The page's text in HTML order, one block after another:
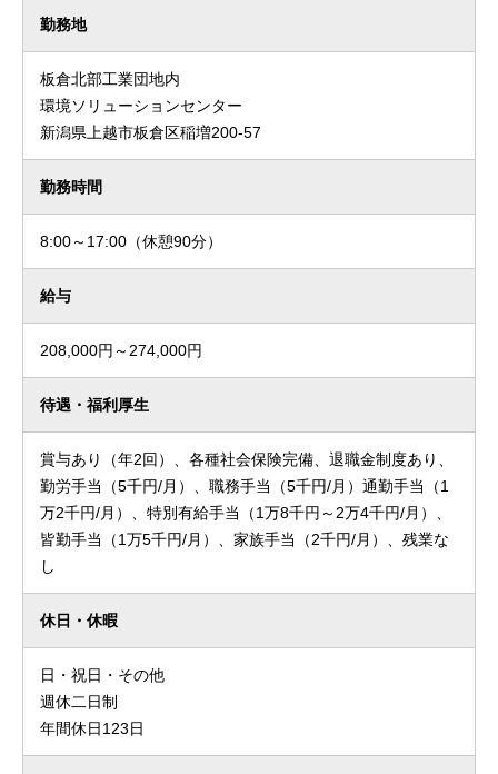
勤務地
板倉北部工業団地内
環境ソリューションセンター
新潟県上越市板倉区稲増200-57
勤務時間
8:00～17:00（休憩90分）
給与
208,000円～274,000円
待遇・福利厚生
賞与あり（年2回）、各種社会保険完備、退職金制度あり、
勤労手当（5千円/月）、職務手当（5千円/月）通勤手当（1
万2千円/月）、特別有給手当（1万8千円～2万4千円/月）、
皆勤手当（1万5千円/月）、家族手当（2千円/月）、残業な
し
休日・休暇
日・祝日・その他
週休二日制
年間休日123日